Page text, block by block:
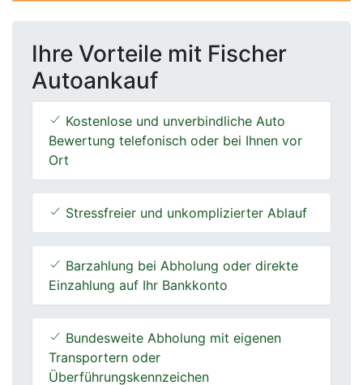
Ihre Vorteile mit Fischer
Autoankauf
Kostenlose und unverbindliche Auto
Bewertung telefonisch oder bei Ihnen vor
Ort
Stressfreier und unkomplizierter Ablauf
Barzahlung bei Abholung oder direkte
Einzahlung auf Ihr Bankkonto
Bundesweite Abholung mit eigenen
Transportern oder
Überführungskennzeichen